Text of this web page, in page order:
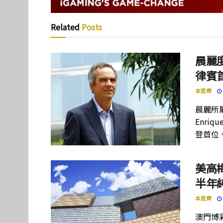
Related Posts
晨麗
律賓
本思齊
晨麗所
登首位
美高
半年
本思齊
澳門博